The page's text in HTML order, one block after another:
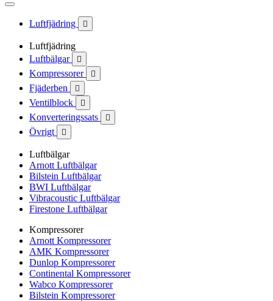
Luftfjädring 
Luftfjädring
Luftbälgar

Kompressorer 
Fjäderben 
Ventilblock 
Konverteringssats 
Övrigt 
Luftbälgar
Arnott Luftbälgar
Bilstein Luftbälgar
BWI Luftbälgar
Vibracoustic Luftbälgar
Firestone Luftbälgar
Kompressorer
Arnott Kompressorer
AMK Kompressorer
Dunlop Kompressorer
Continental Kompressorer
Wabco Kompressorer
Bilstein Kompressorer